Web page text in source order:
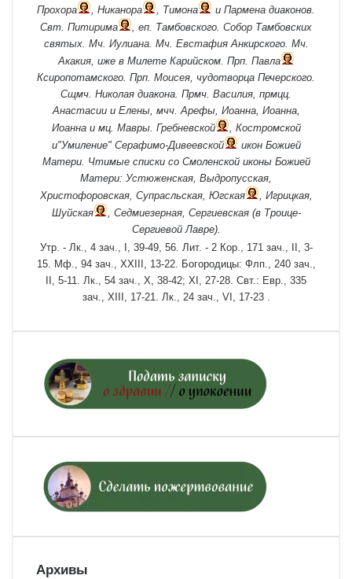
Прохора
, Никанора , Тимона и Пармена диаконов.
Свт. Питирима , еп. Тамбовского. Собор Тамбовских
святых. Мч. Иулиана. Мч. ЕвстафияАнкирского. Мч.
Акакия, иже в Милете Карийском. Прп. Павла
Ксиропотамского. Прп. Моисея, чудотворца Печерского.
Сщмч. Николая диакона. Прмч. Василия, прмцц.
Анастасиии Елены, мчч.Арефы, Иоанна, Иоанна,
Иоаннаи мц. Мавры. Гребневской , Костромской
и"Умиление" Серафимо-Дивеевской
икон Божией
Матери. Чтимые списки со Смоленской иконы Божией
Матери: Устюженская, Выдропусская,
Христофоровская, Супрасльская, Югская , Игрицкая,
Шуйская
, Седмиезерная, Сергиевская(в Троице-
Сергиевой Лавре).
Утр. - Лк., 4 зач., I, 39-49, 56. Лит. - 2 Кор., 171 зач., II, 3-
15. Мф., 94 зач., XXIII, 13-22. Богородицы: Флп., 240 зач.,
II, 5-11. Лк., 54 зач., X, 38-42; XI, 27-28. Свт.: Евр., 335
зач., XIII, 17-21. Лк., 24 зач., VI, 17-23 .
Архивы